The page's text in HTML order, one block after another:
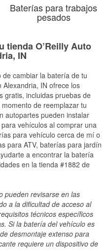
Baterías para trabajos
pesados
tienda O’Reilly Auto
IN
cambiar la batería de tu
IN ofrece los
gratis, incluidas pruebas de
de reemplazar tu
autopartes pueden instalar
vehículos al comprar una
para vehículo cerca de mí o
para ATV, baterías para jardín
a encontrar la batería
en la tienda #1882 de
pueden revisarse en las
a la dificultad de acceso al
técnicos específicos
Si la batería del vehículo es
desmontaje extenso para
requiere un dispositivo de